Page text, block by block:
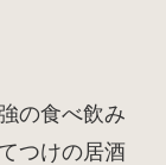
の食べ飲み
つけの居酒